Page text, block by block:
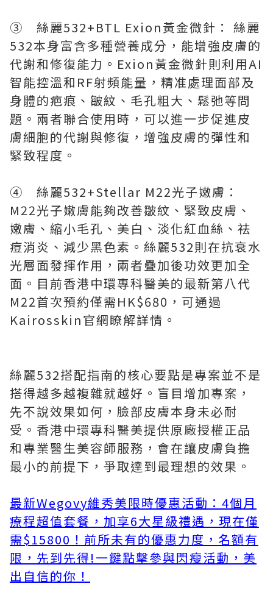
③ 絲麗532+BTL Exion黃金微針： 絲麗
532本身富含多種營養成分，能增強皮膚的
代謝和修復能力。Exion黃金微針則利用AI
智能控溫和RF射頻能量，精准處理面部及
身體的疤痕、皺紋、毛孔粗大、鬆弛等問
題。兩者聯合使用時，可以進一步促進皮
膚細胞的代謝與修復，增強皮膚的彈性和
緊致程度。
④ 絲麗532+Stellar M22光子嫩膚：
M22光子嫩膚能夠改善皺紋、緊致皮膚、
嫩膚、縮小毛孔、美白、淡化紅血絲、祛
痘消炎、減少黑色素。絲麗532則在抗衰水
光層面發揮作用，兩者疊加後功效更加全
面。目前香港中環專科醫美的最新第八代
M22首次預約僅需HK$680，可通過
Kairosskin官網瞭解詳情。
絲麗532搭配指南的核心要點是專案並不是
搭得越多越複雜就越好。盲目增加專案，
先不說效果如何，臉部皮膚本身未必耐
受。香港中環專科醫美提供原廠授權正品
和專業醫生美容師服務，會在讓皮膚負擔
最小的前提下，爭取達到最理想的效果。
最新Wegovy維秀美限時優惠活動：4個月
療程超值套餐，加享6大星級禮遇，現在僅
需$15800！前所未有的優惠力度，名額有
限，先到先得!一鍵點擊參與閃瘦活動，美
出自信的你！